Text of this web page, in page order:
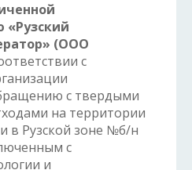
«Рузский
(ООО
с
с твердыми
на территории
в Рузской зоне №б/н
с
и